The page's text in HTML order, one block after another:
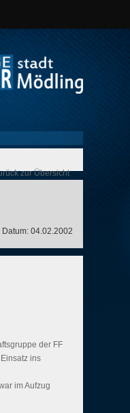
zur Übersicht
Datum: 04.02.2002
der FF
ins
im Aufzug